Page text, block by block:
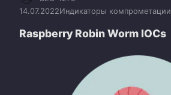
14.07.2022Индикаторы компрометации
Raspberry Robin Worm IOCs